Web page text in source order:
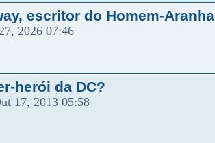
escritor do Homem-
2026 07:46
herói da DC?
17, 2013 05:58